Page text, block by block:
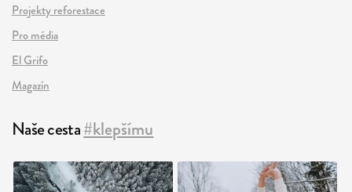
Projekty reforestace
Pro média
El Grifo
Magazín
Naše cesta#klepšímu